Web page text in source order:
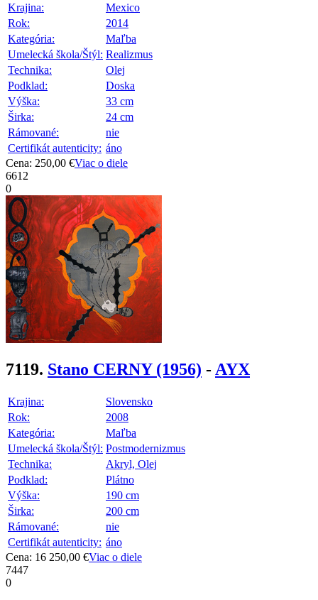
Krajina:
Mexico
Rok:
2014
Kategória:
Maľba
Umelecká škola/Štýl: Realizmus
Technika:
Olej
Podklad:
Doska
Výška:
33 cm
Širka:
24 cm
Rámované:
nie
Certifikát autenticity: áno
Cena: 250,00 €Viac o diele
6612
0
7119. Stano CERNY(1956) -AYX
Krajina:
Slovensko
Rok:
2008
Kategória:
Maľba
Umelecká škola/Štýl: Postmodernizmus
Technika:
Akryl, Olej
Podklad:
Plátno
Výška:
190 cm
Širka:
200 cm
Rámované:
nie
Certifikát autenticity: áno
Cena: 16 250,00 €Viac o diele
7447
0